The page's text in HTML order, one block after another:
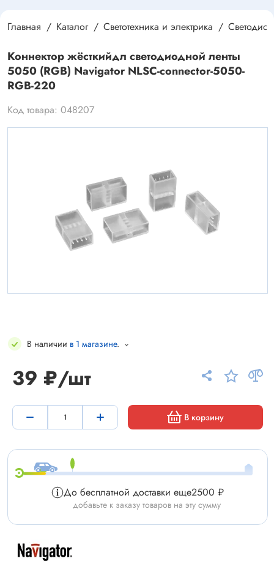
Главная Каталог Светотехника и электрика
Коннектор жёсткийдл светодиодной ленты
5050 (RGB) Navigator NLSC-connector-5050-
RGB-220
Код товара: 048207
В наличии в 1 магазине.
39 ₽/шт
В корзину
До бесплатной доставки еще2500 ₽
добавьте к заказу товаров на эту сумму